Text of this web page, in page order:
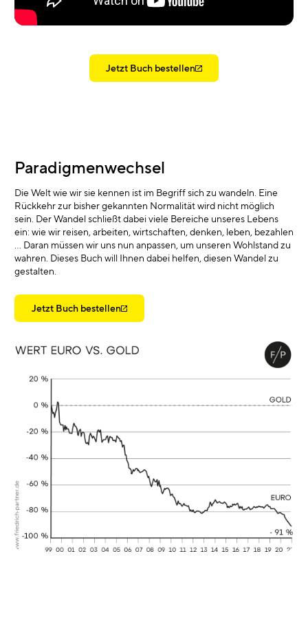
Jetzt Buch bestellen
Paradigmenwechsel
Die Welt wie wir sie kennen ist im Begriff sich zu wandeln. Eine
Rückkehr zur bisher gekannten Normalität wird nicht möglich
sein. Der Wandel schließt dabei viele Bereiche unseres Lebens
ein: wie wir reisen, arbeiten, wirtschaften, denken, leben, bezahlen
… Daran müssen wir uns nun anpassen, um unseren Wohlstand zu
wahren. Dieses Buch will Ihnen dabei helfen, diesen Wandel zu
gestalten.
Jetzt Buch bestellen